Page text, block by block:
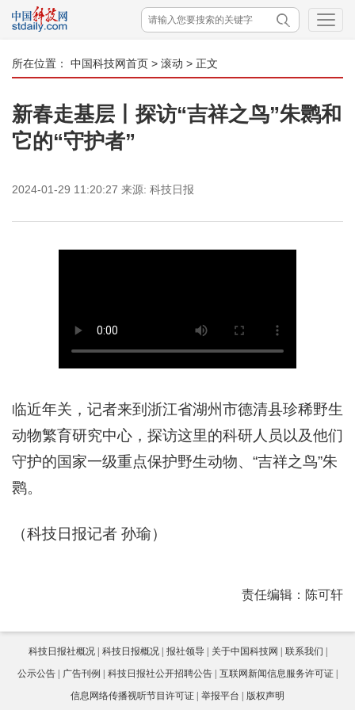
所在位置： 中国科技网首页 > 滚动 > 正文
新春走基层丨探访“吉祥之鸟”朱鹮和
它的“守护者”
2024-01-29 11:20:27 来源: 科技日报
临近年关，记者来到浙江省湖州市德清县珍稀野生
动物繁育研究中心，探访这里的科研人员以及他们
守护的国家一级重点保护野生动物、“吉祥之鸟”朱
鹮。
（科技日报记者 孙瑜）
责任编辑：陈可轩
科技日报社概况 科技日报概况 报社领导 关于中国科技网
联系我们
公示公告
广告刊例 科技日报社公开招聘公告
互联网新闻信息服务许可证
信息网络传播视听节目许可证
举报平台 版权声明